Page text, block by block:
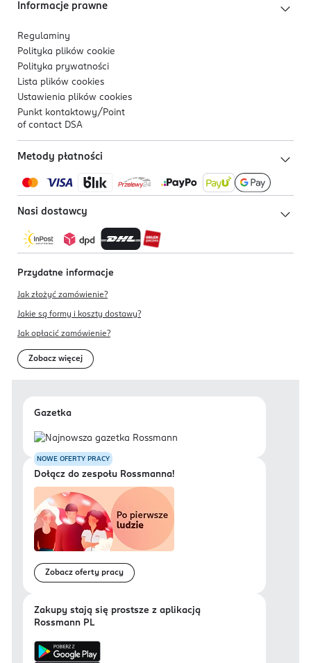
Informacje prawne
Regulaminy
Polityka plików cookie
Polityka prywatności
Lista plików cookies
Ustawienia plików cookies
Punkt kontaktowy/ Point
of contact DSA
Metody płatności
Nasi dostawcy
Przydatne informacje
Jak złożyć zamówienie?
Jakie są formy i koszty dostawy?
Jak opłacić zamówienie?
Zobacz więcej
Gazetka
NOWE OFERTY PRACY
Dołącz do zespołu Rossmanna!
Zobacz oferty pracy
Zakupy stają się prostsze z aplikacją
Rossmann PL